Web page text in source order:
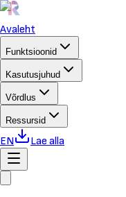
Avaleht
Funktsioonid
Kasutusjuhud
Võrdlus
Ressursid
EN Lae alla